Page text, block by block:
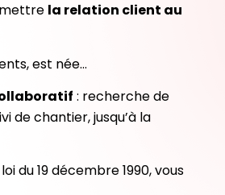
la relation client au
est née…
: recherche de
de chantier, jusqu’à la
du 19 décembre 1990, vous